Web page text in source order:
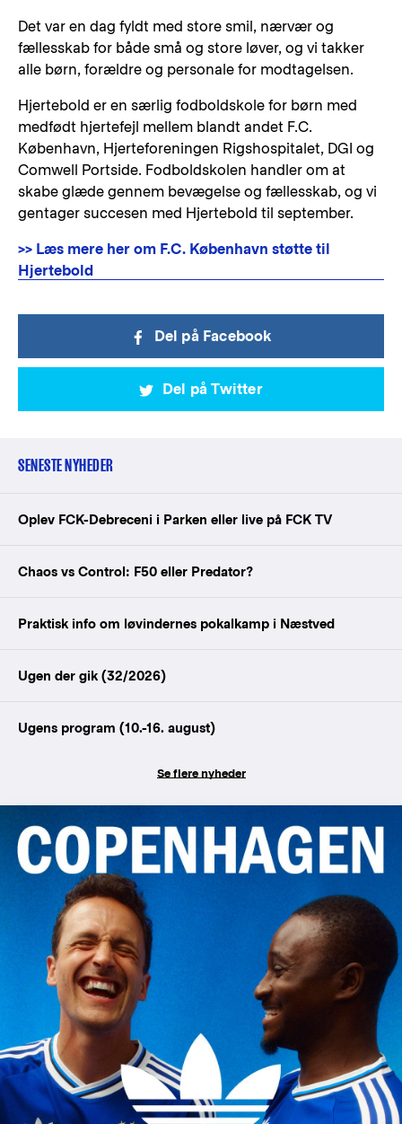
Det var en dag fyldt med store smil, nærvær og
fællesskab for både små og store løver, og vi takker
alle børn, forældre og personale for modtagelsen.
Hjertebold er en særlig fodboldskole for børn med
medfødt hjertefejl mellem blandt andet F.C.
København, Hjerteforeningen Rigshospitalet, DGI og
Comwell Portside. Fodboldskolen handler om at
skabe glæde gennem bevægelse og fællesskab, og vi
gentager succesen med Hjertebold til september.
>> Læs mere her om F.C. København støtte til
Hjertebold
Del på Facebook
Del på Twitter
SENESTE NYHEDER
Oplev FCK-Debreceni i Parken eller live på FCK TV
Chaos vs Control: F50 eller Predator?
Praktisk info om løvindernes pokalkamp i Næstved
Ugen der gik (32/2026)
Ugens program (10.-16. august)
Se flere nyheder